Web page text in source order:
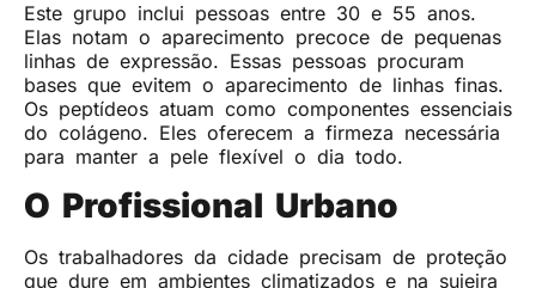
Este grupo inclui pessoas entre 30 e 55 anos.
Elas notam o aparecimento precoce de pequenas
linhas de expressão. Essas pessoas procuram
bases que evitem o aparecimento de linhas finas.
Os peptídeos atuam como componentes essenciais
do colágeno. Eles oferecem a firmeza necessária
para manter a pele flexível o dia todo.
O Profissional Urbano
Os trabalhadores da cidade precisam de proteção
que dure em ambientes climatizados e na sujeira